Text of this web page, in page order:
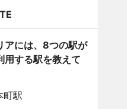
アには、8つの駅が
用する駅を教えて
駅